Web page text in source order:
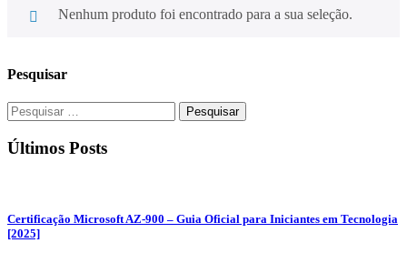
Nenhum produto foi encontrado para a sua seleção.
Pesquisar
Últimos Posts
Certificação Microsoft AZ-900 – Guia Oficial para Iniciantes em Tecnologia
[2025]